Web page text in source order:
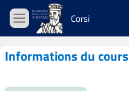
Passer au contenu principal
Panneau latéral
Corsi
Informations du cours